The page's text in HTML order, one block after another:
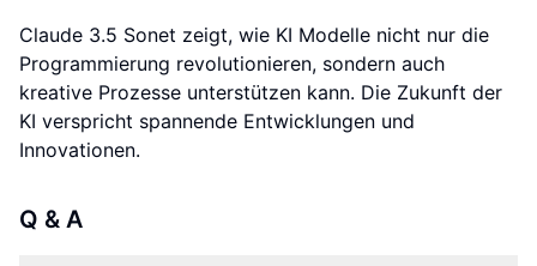
Claude 3.5 Sonet zeigt, wie KI Modelle nicht nur die
Programmierung revolutionieren, sondern auch
kreative Prozesse unterstützen kann. Die Zukunft der
KI verspricht spannende Entwicklungen und
Innovationen.
Q & A